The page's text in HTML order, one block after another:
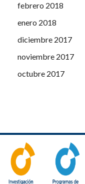
febrero 2018
enero 2018
diciembre 2017
noviembre 2017
octubre 2017